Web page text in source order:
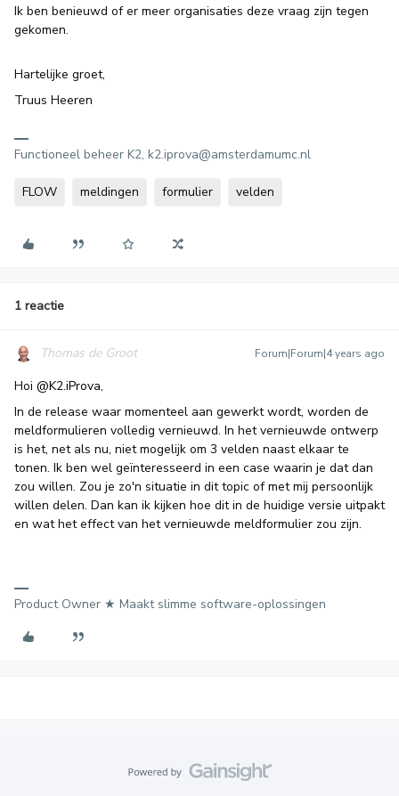
Ik ben benieuwd of er meer organisaties deze vraag zijn tegen
gekomen.
Hartelijke groet,
Truus Heeren
Functioneel beheer K2, k2.iprova@amsterdamumc.nl
FLOW meldingen formulier velden
1 reactie
Thomas de Groot Forum|Forum|4 years ago
Hoi @K2.iProva,
In de release waar momenteel aan gewerkt wordt, worden de
meldformulieren volledig vernieuwd. In het vernieuwde ontwerp
is het, net als nu, niet mogelijk om 3 velden naast elkaar te
tonen. Ik ben wel geïnteresseerd in een case waarin je dat dan
zou willen. Zou je zo'n situatie in dit topic of met mij persoonlijk
willen delen. Dan kan ik kijken hoe dit in de huidige versie uitpakt
en wat het effect van het vernieuwde meldformulier zou zijn.
Product Owner ★ Maakt slimme software-oplossingen